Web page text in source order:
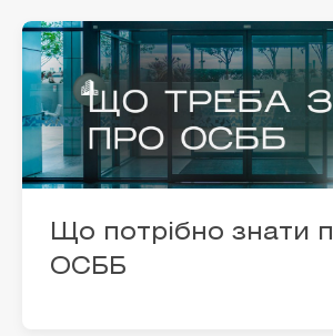
Що потрібно знати
ОСББ